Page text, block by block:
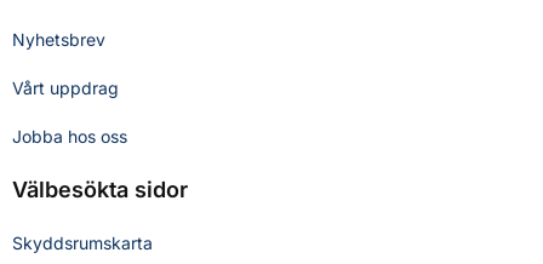
Nyhetsbrev
Vårt uppdrag
Jobba hos oss
Välbesökta sidor
Skyddsrumskarta